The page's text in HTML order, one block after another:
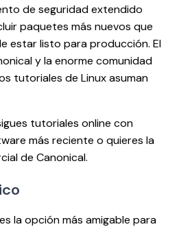
de seguridad extendido
paquetes más nuevos que
estar listo para producción. El
y la enorme comunidad
tutoriales de Linux asuman
tutoriales online con
más reciente o quieres la
de Canonical.
la opción más amigable para